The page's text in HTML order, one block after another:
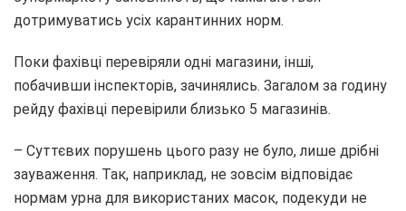
дотримуватись усіх карантинних норм.
Поки фахівці перевіряли одні магазини, інші,
побачивши інспекторів, зачинялись. Загалом за годину
рейду фахівці перевірили близько 5 магазинів.
– Суттєвих порушень цього разу не було, лише дрібні
зауваження. Так, наприклад, не зовсім відповідає
нормам урна для використаних масок, подекуди не